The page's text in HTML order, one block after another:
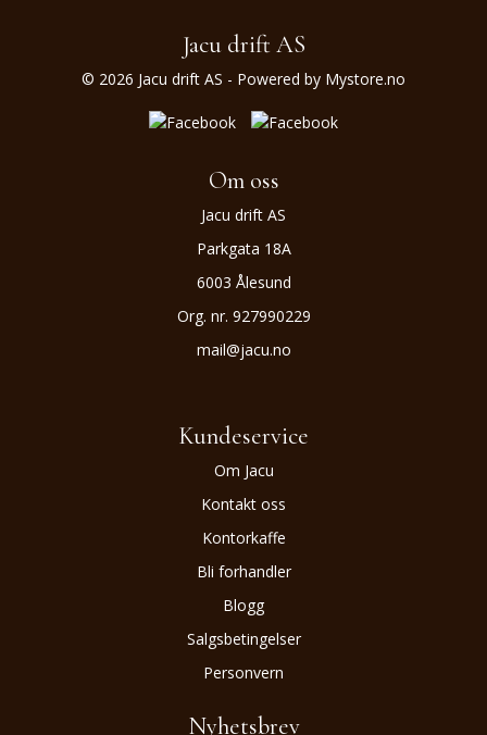
Jacu drift AS
© 2026 Jacu drift AS - Powered by Mystore.no
Om oss
Jacu drift AS
Parkgata 18A
6003 Ålesund
Org. nr. 927990229
mail@jacu.no
Kundeservice
Om Jacu
Kontakt oss
Kontorkaffe
Bli forhandler
Blogg
Salgsbetingelser
Personvern
Nyhetsbrev